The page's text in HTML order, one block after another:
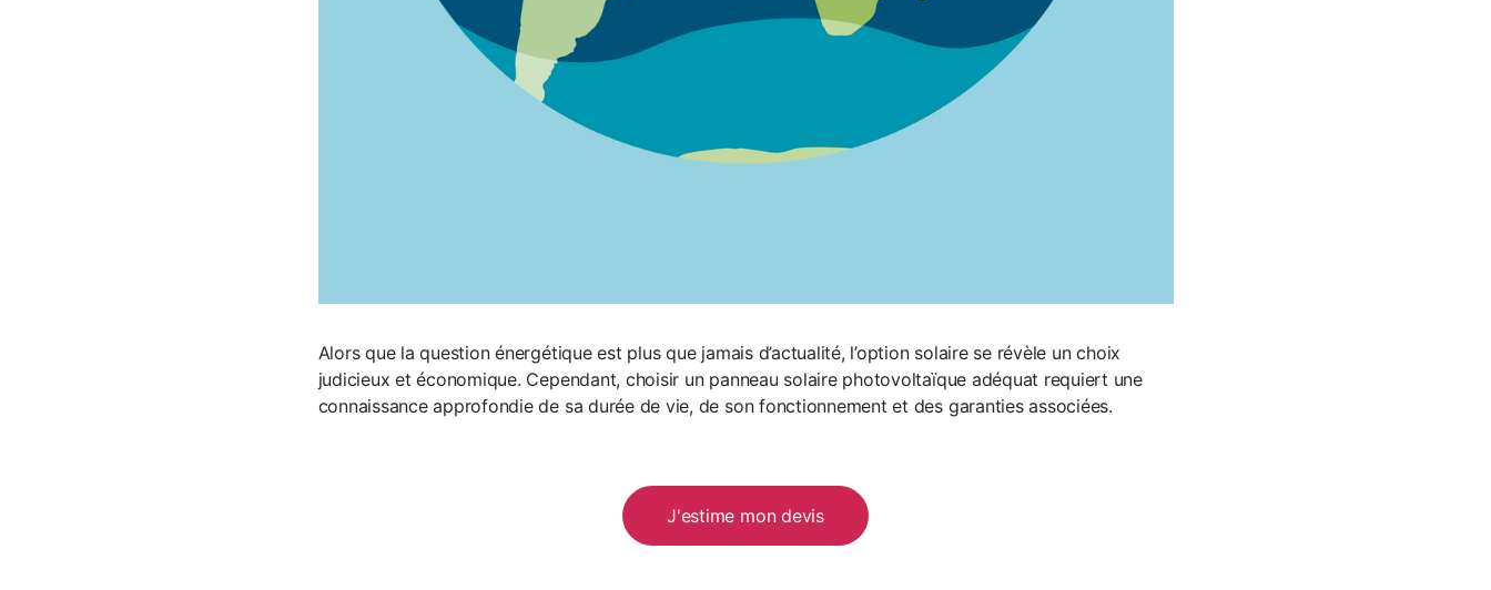
Alors que la question énergétique est plus que jamais d’actualité, l’option solaire se révèle un choix
judicieux et économique. Cependant, choisir un panneau solaire photovoltaïque adéquat requiert une
connaissance approfondie de sa durée de vie, de son fonctionnement et des garanties associées.
J'estime mon devis